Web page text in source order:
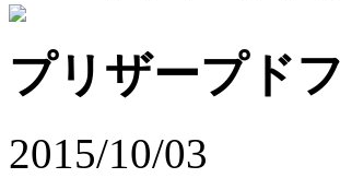
プリザープド
2015/10/03